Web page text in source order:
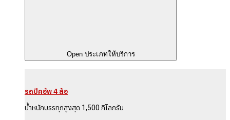
Open ประเภทให้บริการ
รถปิคอัพ 4 ล้อ
น้ำหนักบรรทุกสูงสุด 1,500 กิโลกรัม